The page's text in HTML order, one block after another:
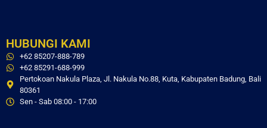
HUBUNGI KAMI
+62 85207-888-789
+62 85291-688-999
Pertokoan Nakula Plaza, Jl. Nakula No.88, Kuta, Kabupaten Badung, Bali
80361
Sen - Sab 08:00 - 17:00